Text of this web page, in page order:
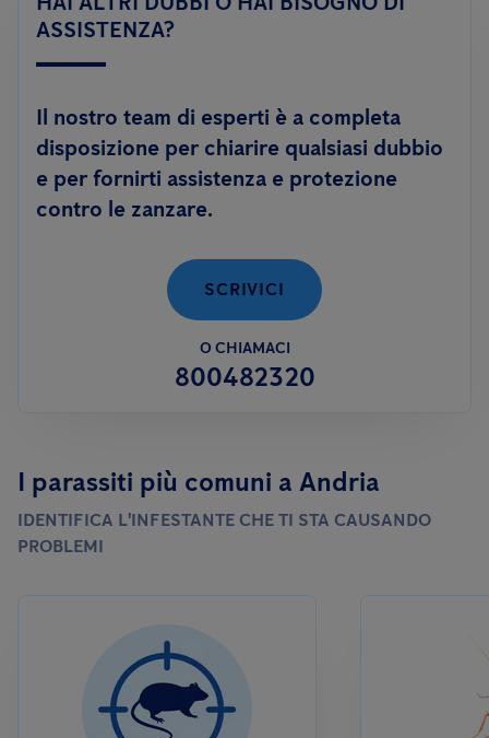
efficacemente.
adulto; oppure tramite trattamenti di disinfestazione
Anticimex è inoltre in grado di offrire un servizio innovativo
contro le zanzare:FLY DEFENCE, per aiutarti a risolvere il
problema delle zanzare anche in autonomia.
ASSISTENZA?
Il nostro team di esperti è a completa
disposizione per chiarire qualsiasi dubbio
e per fornirti assistenza e protezione
contro le zanzare.
SCRIVICI
O CHIAMACI
800482320
I parassiti più comuni a Andria
IDENTIFICA L'INFESTANTE CHE TI STA CAUSANDO
PROBLEMI